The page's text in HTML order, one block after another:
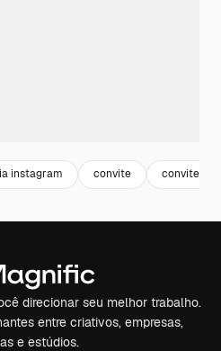
instagram convite convite
direcionar seu melhor trabalho.
entre criativos, empresas,
e estúdios.